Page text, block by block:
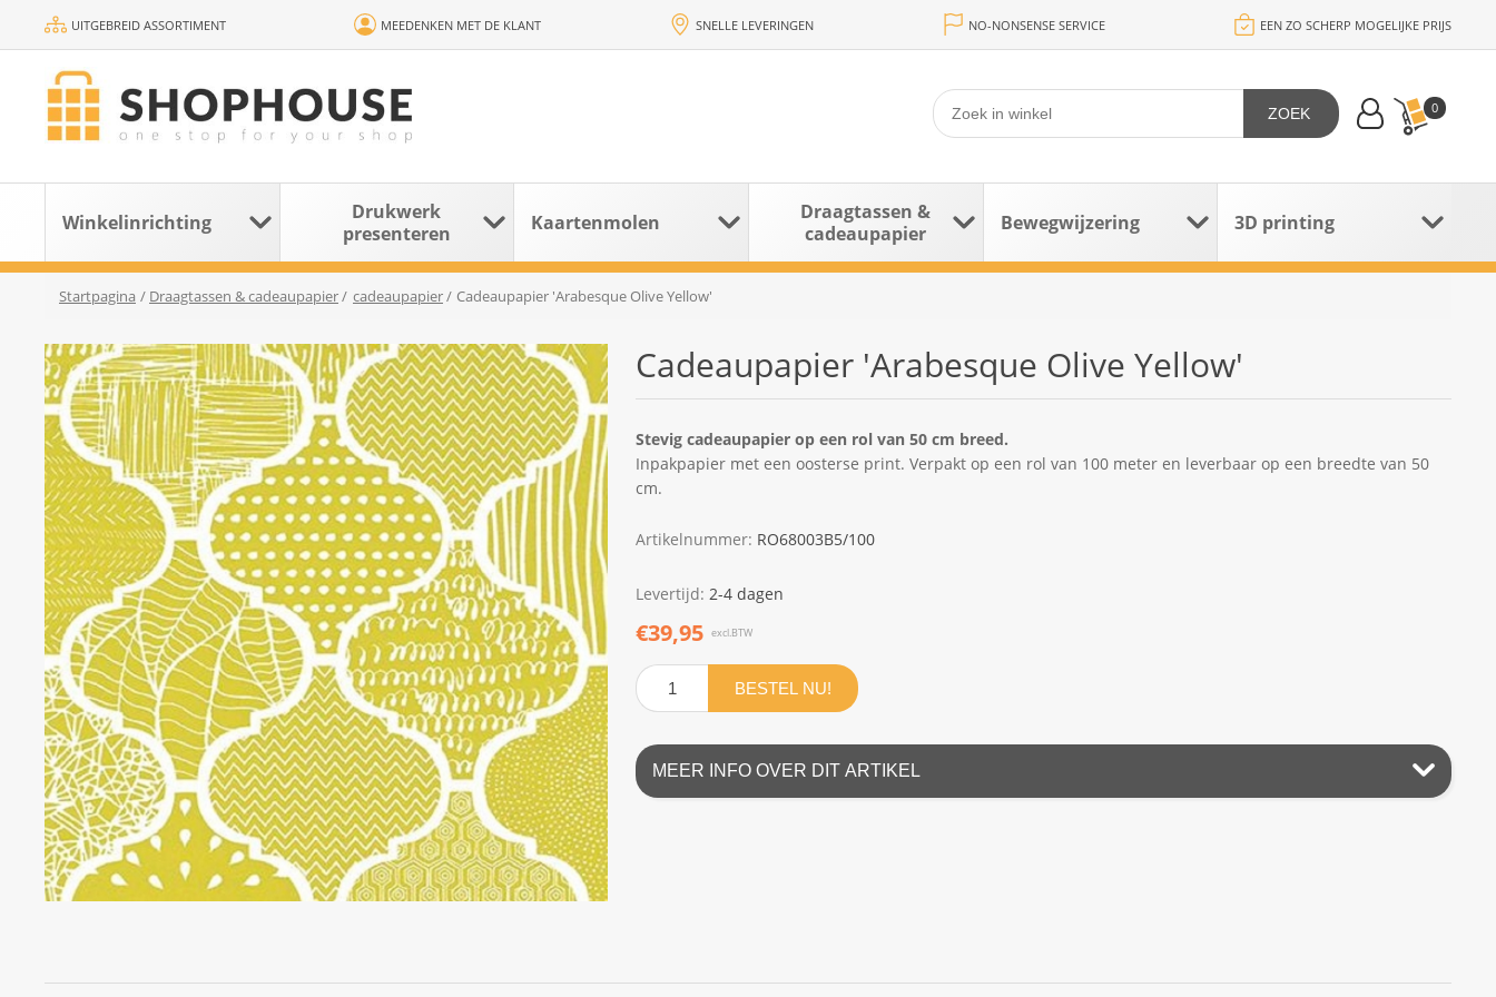
UITGEBREID ASSORTIMENT MEEDENKEN MET DE KLANT SNELLE LEVERINGEN NO-NONSENSE SERVICE EEN ZO SCHERP MOGELIJKE PRIJS
0
ZOEK
Winkelinrichting
Drukwerk
presenteren
Kaartenmolen
Draagtassen &
cadeaupapier
Bewegwijzering 3D printing
Startpagina / Draagtassen & cadeaupapier/ cadeaupapier/ Cadeaupapier 'Arabesque Olive Yellow'
Cadeaupapier 'Arabesque Olive Yellow'
Stevig cadeaupapier op een rol van 50 cm breed.
Inpakpapier met een oosterse print. Verpakt op een rol van 100 meter en leverbaar op een breedte van 50
cm.
Artikelnummer: RO68003B5/100
Levertijd: 2-4 dagen
€39,95 excl.BTW
BESTEL NU!
MEER INFO OVER DIT ARTIKEL